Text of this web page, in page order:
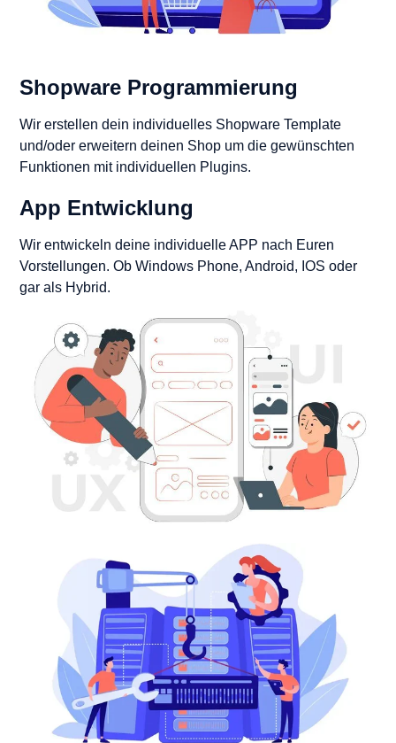
Shopware Programmierung
Wir erstellen dein individuelles Shopware Template
und/oder erweitern deinen Shop um die gewünschten
Funktionen mit individuellen Plugins.
App Entwicklung
Wir entwickeln deine individuelle APP nach Euren
Vorstellungen. Ob Windows Phone, Android, IOS oder
gar als Hybrid.